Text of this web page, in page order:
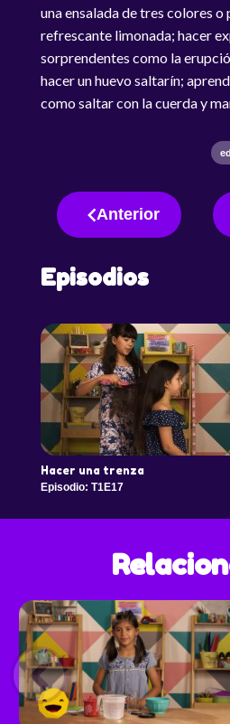
una ensalada de tres colores o
refrescante limonada; hacer
sorprendentes como la
hacer un huevo saltarín;
como saltar con la cuerda y
Anterior
Episodios
Hacer una trenza
Episodio: T1E17